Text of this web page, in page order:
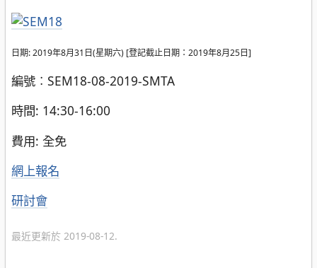
日期: 2019年8月31日(星期六) [登記截止日期：2019年8月25日]
編號︰SEM18-08-2019-SMTA
時間: 14:30-16:00
費用: 全免
網上報名
分
研討會
最近更新於 2019-08-12.